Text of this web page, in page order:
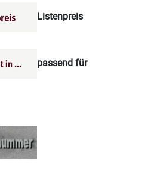
Listenpreis
passend für